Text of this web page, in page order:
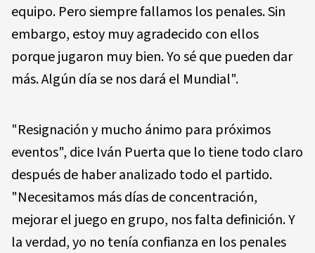
equipo. Pero siempre fallamos los penales. Sin
embargo, estoy muy agradecido con ellos
porque jugaron muy bien. Yo sé que pueden dar
más. Algún día se nos dará el Mundial".
"Resignación y mucho ánimo para próximos
eventos", dice Iván Puerta que lo tiene todo claro
después de haber analizado todo el partido.
"Necesitamos más días de concentración,
mejorar el juego en grupo, nos falta definición. Y
la verdad, yo no tenía confianza en los penales